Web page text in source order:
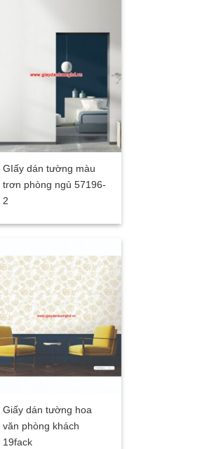
GIấy dán tường màu
trơn phòng ngủ 57196-
2
Giấy dán tường hoa
văn phòng khách
19fack